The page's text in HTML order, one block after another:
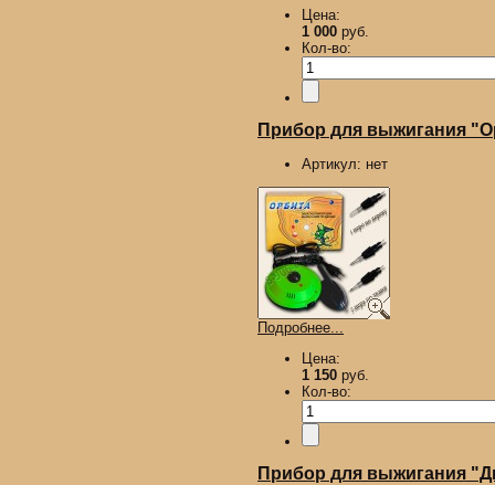
Цена:
1 000 руб.
Кол-во:
Прибор для выжигания
Артикул: нет
Подробнее...
Цена:
1 150 руб.
Кол-во:
Прибор для выжигания